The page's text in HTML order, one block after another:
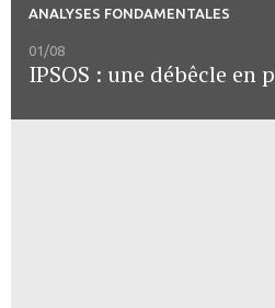
ANALYSES FONDAMENTALES
01/08
IPSOS : une débêcle en